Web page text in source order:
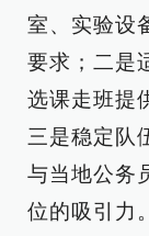
室、实验设
要求；二是
选课走班提
三是稳定队
与当地公务
位的吸引力